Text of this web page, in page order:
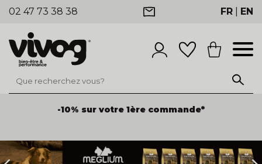
02 47 73 38 38 FR EN
-10% sur votre 1ère commande*